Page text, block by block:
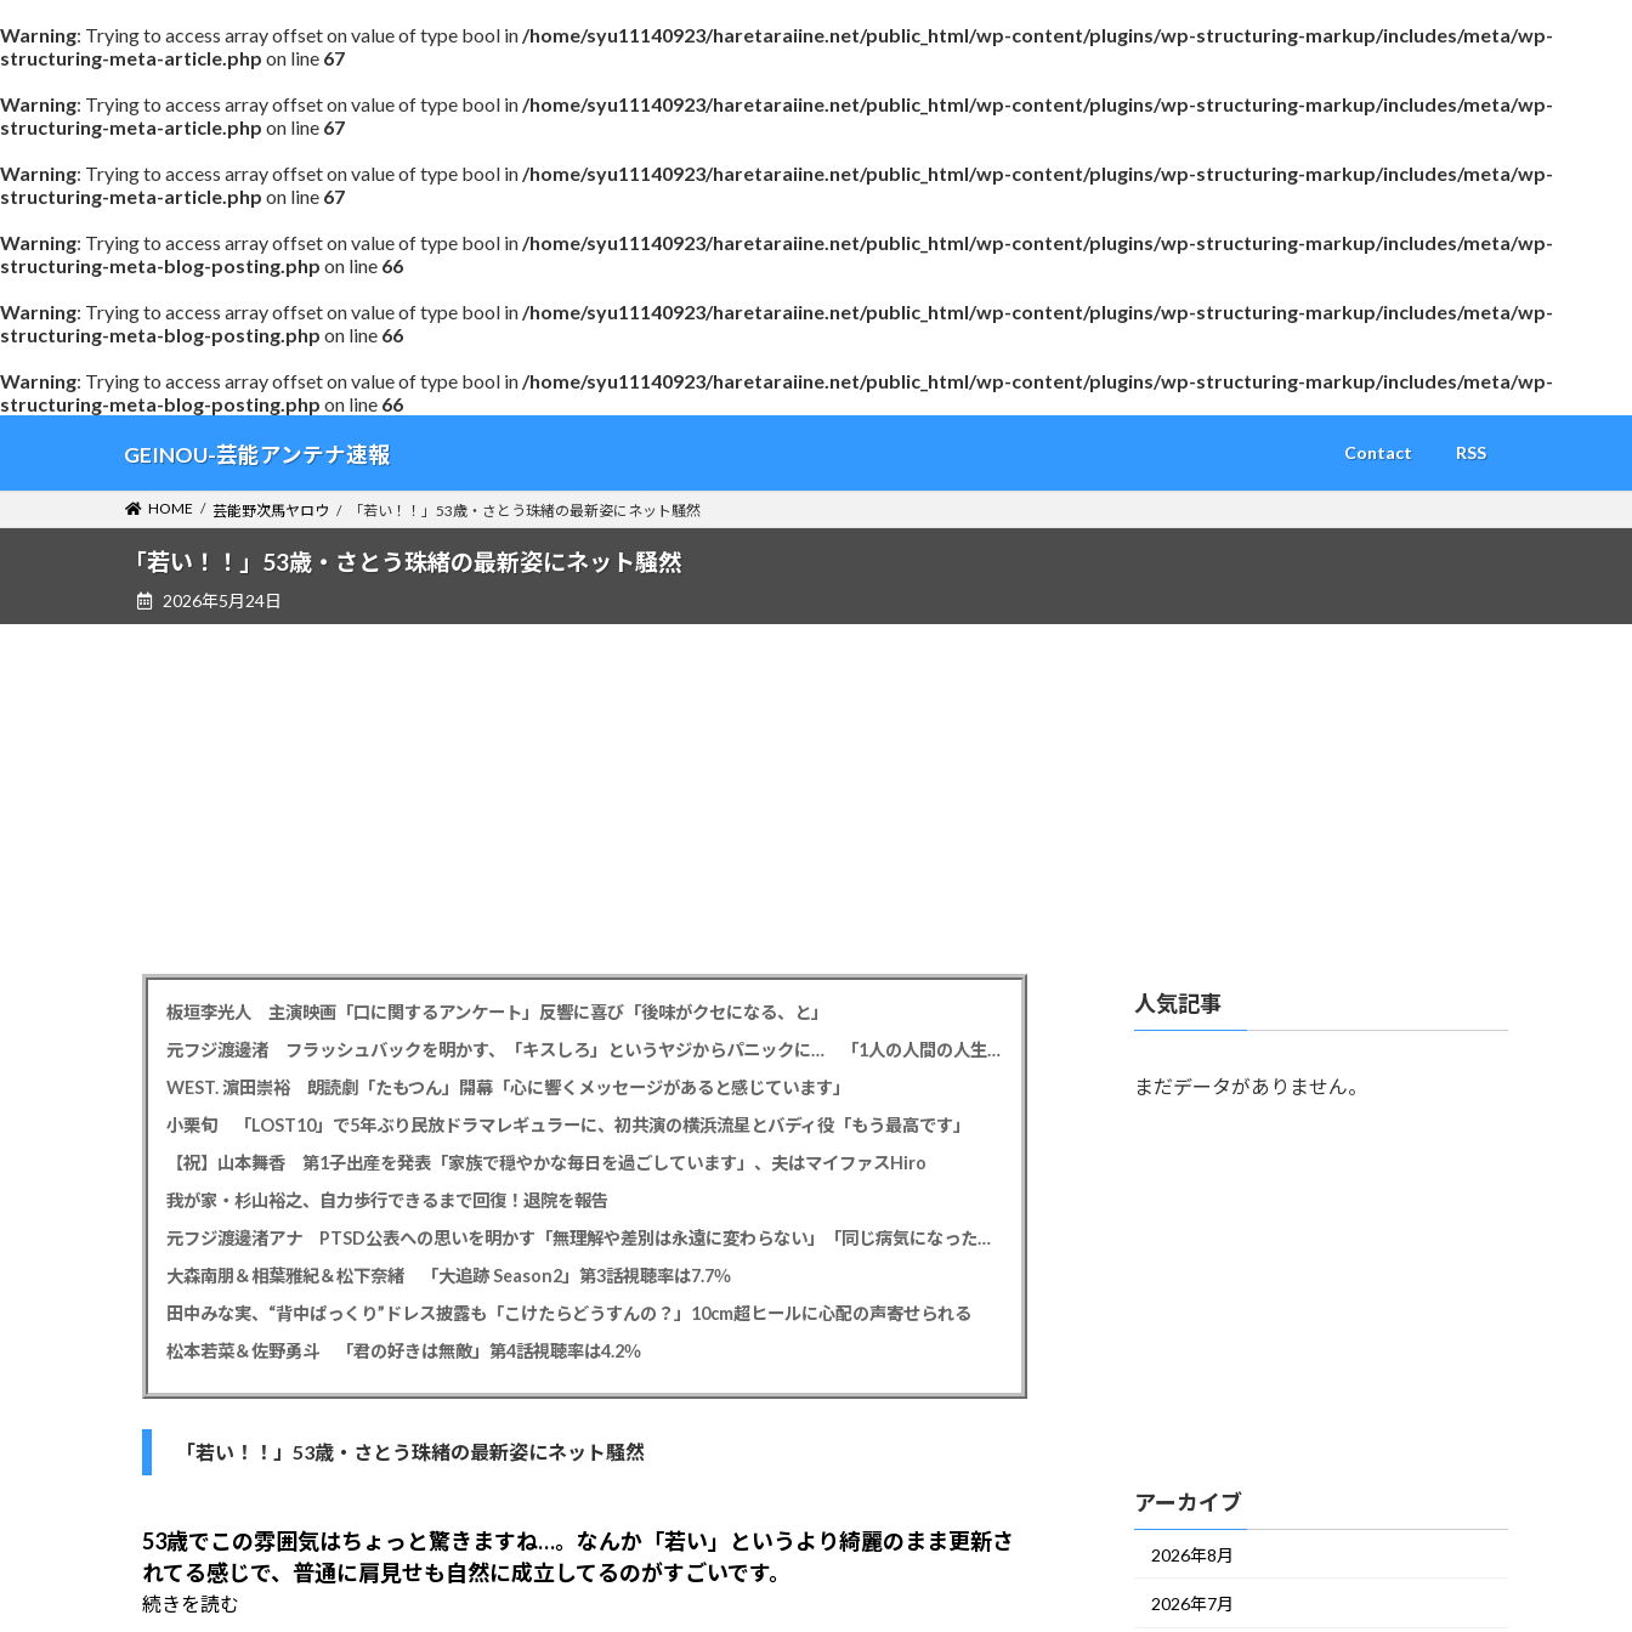
Warning: Trying to access array offset on value of type bool in/home/syu11140923/haretaraiine.net/public_html/wp-content/plugins/wp-structuring-markup/includes/meta/wp-
structuring-meta-article.php on line 67
Warning: Trying to access array offset on value of type bool in/home/syu11140923/haretaraiine.net/public_html/wp-content/plugins/wp-structuring-markup/includes/meta/wp-
structuring-meta-article.php on line 67
Warning: Trying to access array offset on value of type bool in/home/syu11140923/haretaraiine.net/public_html/wp-content/plugins/wp-structuring-markup/includes/meta/wp-
structuring-meta-article.php on line 67
Warning: Trying to access array offset on value of type bool in/home/syu11140923/haretaraiine.net/public_html/wp-content/plugins/wp-structuring-markup/includes/meta/wp-
structuring-meta-blog-posting.php on line 66
Warning: Trying to access array offset on value of type bool in/home/syu11140923/haretaraiine.net/public_html/wp-content/plugins/wp-structuring-markup/includes/meta/wp-
structuring-meta-blog-posting.php on line 66
Warning: Trying to access array offset on value of type bool in/home/syu11140923/haretaraiine.net/public_html/wp-content/plugins/wp-structuring-markup/includes/meta/wp-
structuring-meta-blog-posting.php on line 66
テ
ゲ
GEINOU-芸能アンテナ速報 Contact RSS
HOME 芸能野次馬ヤロウ 「若い！！」53歳・さとう珠緒の最新姿にネット騒然
「若い！！」53歳・さとう珠緒の最新姿にネット騒然
2026年5月24日
板垣李光人 主演映画「口に関するアンケート」反響に喜び「後味がクセになる、と」
元フジ渡邊渚 フラッシュバックを明かす、「キスしろ」というヤジからパニックに… 「1人の人間の人生に、当たり前の生活を奪った人が全て悪い」
WEST. 濵田崇裕 朗読劇「たもつん」開幕「心に響くメッセージがあると感じています」
小栗旬 「LOST10」で5年ぶり民放ドラマレギュラーに、初共演の横浜流星とバディ役「もう最高です」
【祝】山本舞香 第1子出産を発表「家族で穏やかな毎日を過ごしています」、夫はマイファスHiro
我が家・杉山裕之、自力歩行できるまで回復！退院を報告
元フジ渡邊渚アナ PTSD公表への思いを明かす「無理解や差別は永遠に変わらない」「同じ病気になったことのない人間にはわからない」
大森南朋＆相葉雅紀＆松下奈緒 「大追跡 Season2」第3話視聴率は7.7％
田中みな実、“背中ぱっくり”ドレス披露も「こけたらどうすんの？」10cm超ヒールに心配の声寄せられる
松本若菜＆佐野勇斗 「君の好きは無敵」第4話視聴率は4.2％
「若い！！」53歳・さとう珠緒の最新姿にネット騒然
53歳でこの雰囲気はちょっと驚きますね…。なんか「若い」というより綺麗のまま更新さ
れてる感じで、普通に肩見せも自然に成立してるのがすごいです。
続きを読む
人気記事
まだデータがありません。
アーカイブ
2026年8月
2026年7月